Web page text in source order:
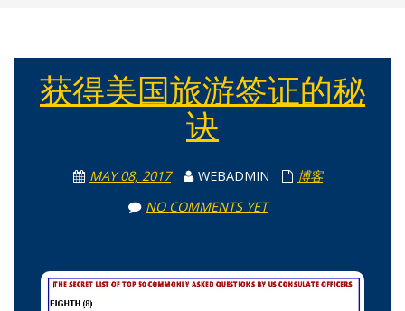
获得美国旅游签证的秘
诀
MAY 08, 2017 WEBADMIN
博客
NO COMMENTS YET